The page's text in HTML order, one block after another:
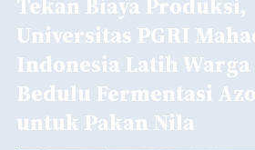
Universitas PGRI
Indonesia Latih Warga
Bedulu Fermentasi
untuk Pakan Nila